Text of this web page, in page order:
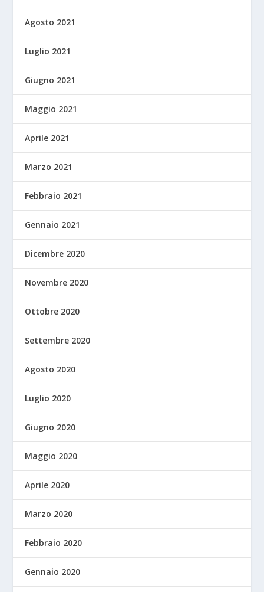
Agosto 2021
Luglio 2021
Giugno 2021
Maggio 2021
Aprile 2021
Marzo 2021
Febbraio 2021
Gennaio 2021
Dicembre 2020
Novembre 2020
Ottobre 2020
Settembre 2020
Agosto 2020
Luglio 2020
Giugno 2020
Maggio 2020
Aprile 2020
Marzo 2020
Febbraio 2020
Gennaio 2020